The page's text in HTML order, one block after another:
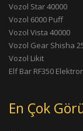
Vozol Star 40000
Vozol 6000 Puff
Vozol Vista 40000
Vozol Gear Shisha
Vozol Likit
Elf Bar RF350
En Çok